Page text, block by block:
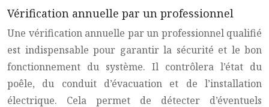
Vérification annuelle par un professionnel
Une vérification annuelle par un professionnel qualifié
est indispensable pour garantir la sécurité et le bon
fonctionnement du système. Il contrôlera l’état du
poêle, du conduit d’évacuation et de l’installation
électrique. Cela permet de détecter d’éventuels